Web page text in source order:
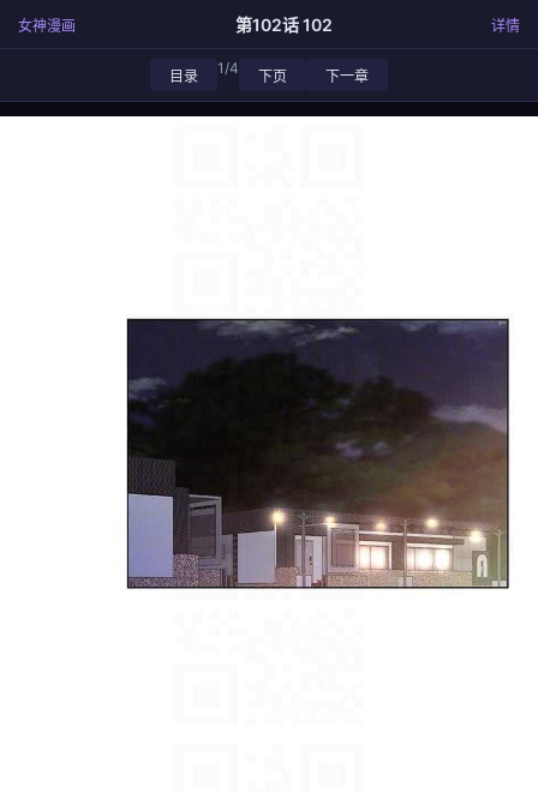
女神漫画 第102话 102 详情
目录 1/4 下页 下一章